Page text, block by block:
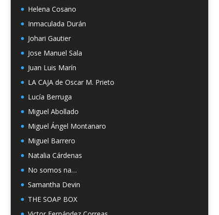
Helena Cosano
Inmaculada Durán
Johari Gautier
Jose Manuel Sala
Juan Luis Marín
LA CAJA de Oscar M. Prieto
Lucía Berruga
Miguel Abollado
Miguel Ángel Montanaro
Miguel Barrero
Natalia Cárdenas
No somos na…
Samantha Devin
THE SOAP BOX